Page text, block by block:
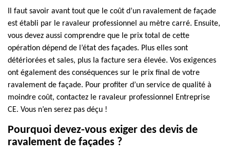
Il faut savoir avant tout que le coût d’un ravalement de façade
est établi par le ravaleur professionnel au mètre carré. Ensuite,
vous devez aussi comprendre que le prix total de cette
opération dépend de l’état des façades. Plus elles sont
détériorées et sales, plus la facture sera élevée. Vos exigences
ont également des conséquences sur le prix final de votre
ravalement de façade. Pour profiter d’un service de qualité à
moindre coût, contactez le ravaleur professionnel Entreprise
CE. Vous n’en serez pas déçu !
Pourquoi devez-vous exiger des devis de
ravalement de façades ?